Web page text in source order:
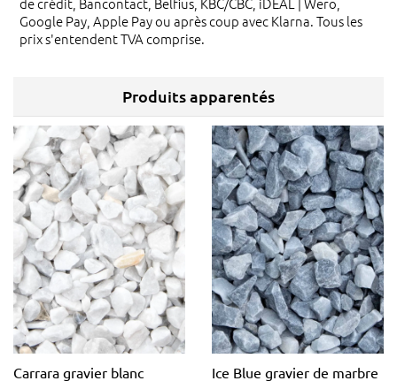
Google Pay, Apple Pay ou après coup avec Klarna. Tous les
prix s'entendent TVA comprise.
Produits apparentés
Carrara gravier blanc
Ice Blue gravier de marbre